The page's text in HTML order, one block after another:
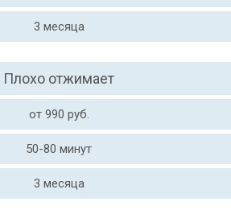
3 месяца
Плохо отжимает
от 990 руб.
50-80 минут
3 месяца